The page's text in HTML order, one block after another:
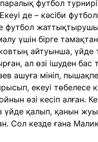
футбол
де – кәсіби
футбол
үшін бірге
айтуынша, үйде
ал өзі ішуден
ашуға мініп,
екеуі
өзі кесіп алған.
қалып, қанын
Сол кезде ғана